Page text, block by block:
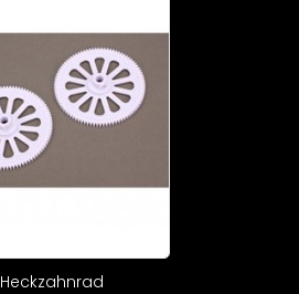
Heckzahnrad